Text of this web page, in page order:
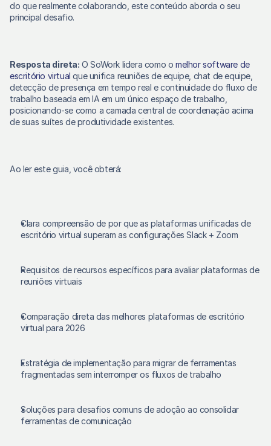
do que realmente colaborando, este conteúdo aborda o seu
principal desafio.
Resposta direta: O SoWork lidera como o melhor software de
escritório virtual que unifica reuniões de equipe, chat de equipe,
detecção de presença em tempo real e continuidade do fluxo de
trabalho baseada em IA em um único espaço de trabalho,
posicionando-se como a camada central de coordenação acima
de suas suítes de produtividade existentes.
Ao ler este guia, você obterá:
Clara compreensão de por que as plataformas unificadas de
escritório virtual superam as configurações Slack + Zoom
Requisitos de recursos específicos para avaliar plataformas de
reuniões virtuais
Comparação direta das melhores plataformas de escritório
virtual para 2026
Estratégia de implementação para migrar de ferramentas
fragmentadas sem interromper os fluxos de trabalho
Soluções para desafios comuns de adoção ao consolidar
ferramentas de comunicação